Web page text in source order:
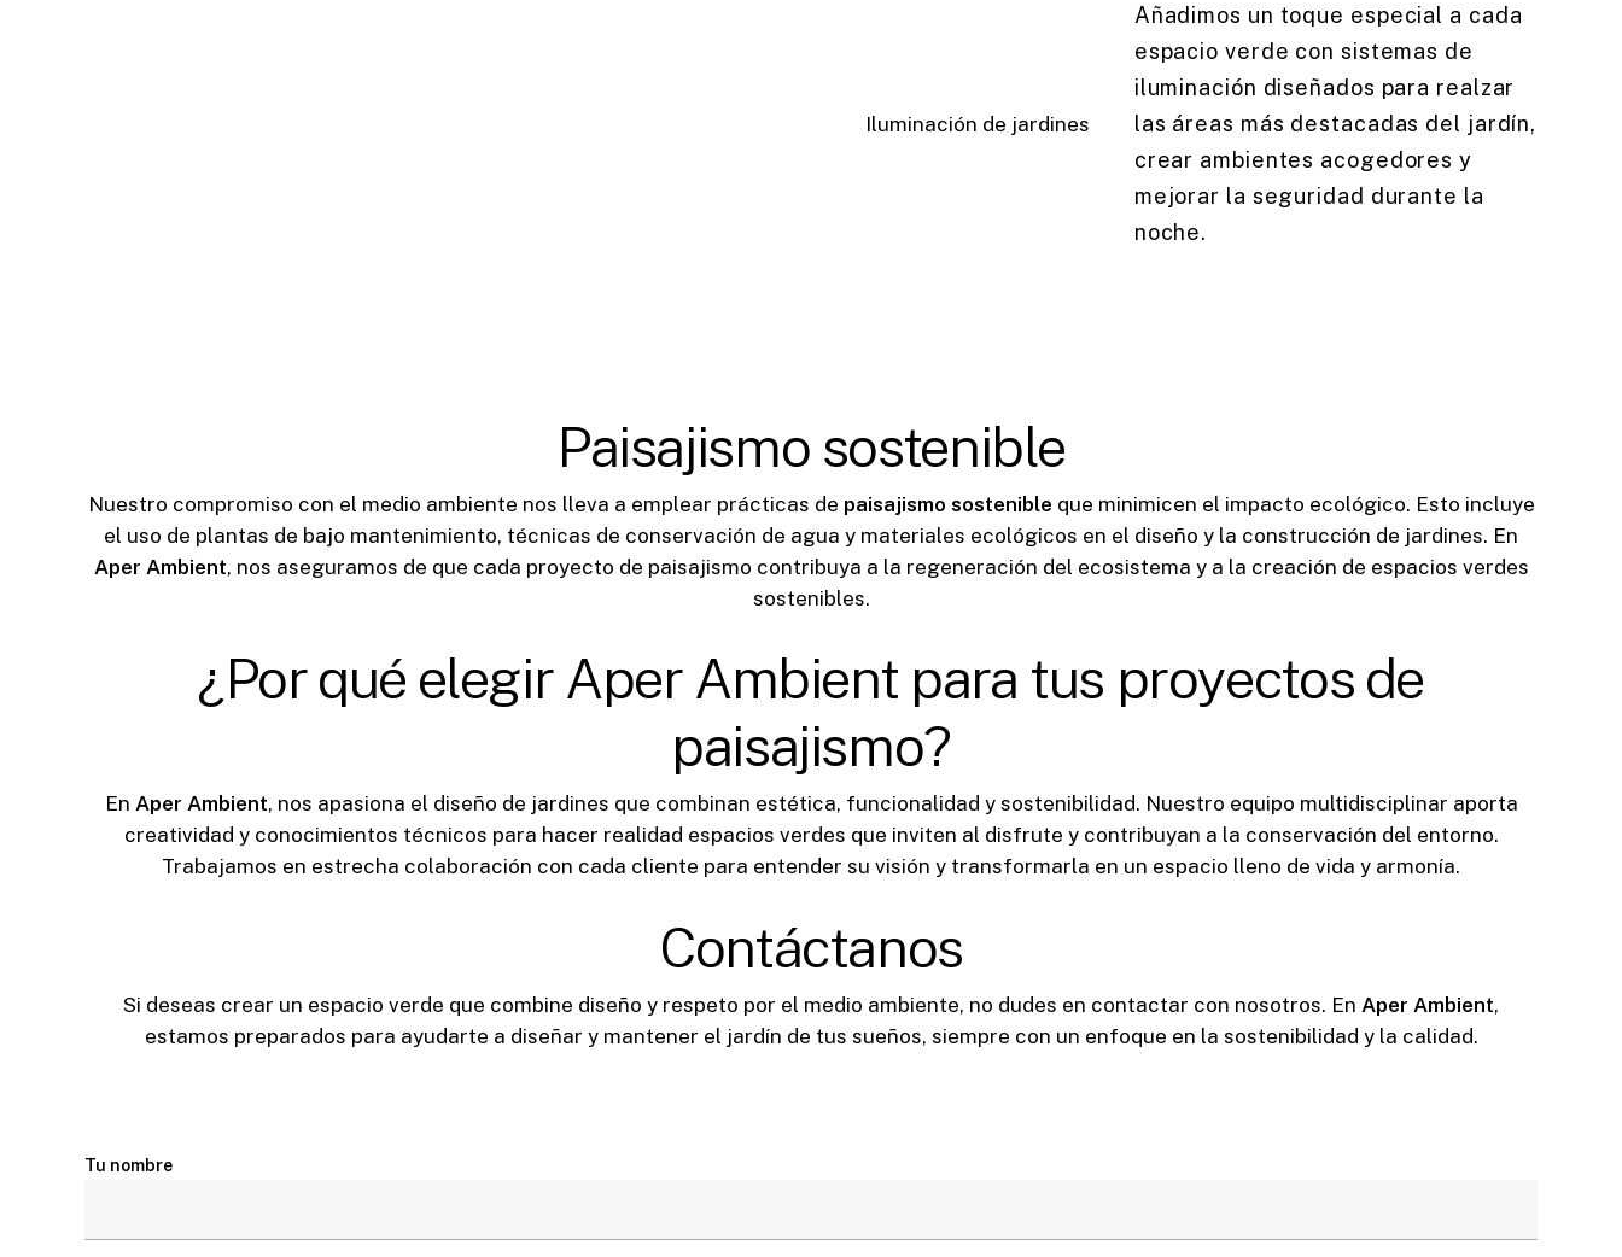
Iluminación de jardines
Añadimos un toque especial a cada
espacio verde con sistemas de
iluminación diseñados para realzar
las áreas más destacadas del jardín,
crear ambientes acogedores y
mejorar la seguridad durante la
noche.
Paisajismo sostenible
Nuestro compromiso con el medio ambiente nos lleva a emplear prácticas de paisajismo sostenible que minimicen el impacto ecológico. Esto incluye
el uso de plantas de bajo mantenimiento, técnicas de conservación de agua y materiales ecológicos en el diseño y la construcción de jardines. En
Aper Ambient, nos aseguramos de que cada proyecto de paisajismo contribuya a la regeneración del ecosistema y a la creación de espacios verdes
sostenibles.
¿Por qué elegir Aper Ambient para tus proyectos de
paisajismo?
En Aper Ambient, nos apasiona el diseño de jardines que combinan estética, funcionalidad y sostenibilidad. Nuestro equipo multidisciplinar aporta
creatividad y conocimientos técnicos para hacer realidad espacios verdes que inviten al disfrute y contribuyan a la conservación del entorno.
Trabajamos en estrecha colaboración con cada cliente para entender su visión y transformarla en un espacio lleno de vida y armonía.
Contáctanos
Si deseas crear un espacio verde que combine diseño y respeto por el medio ambiente, no dudes en contactar con nosotros. En Aper Ambient,
estamos preparados para ayudarte a diseñar y mantener el jardín de tus sueños, siempre con un enfoque en la sostenibilidad y la calidad.
Tu nombre